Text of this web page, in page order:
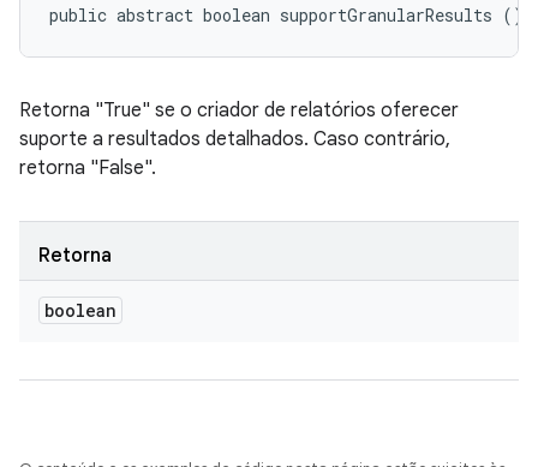
public abstract boolean supportGranularResults ()
Retorna "True" se o criador de relatórios oferecer
suporte a resultados detalhados. Caso contrário,
retorna "False".
Retorna
boolean